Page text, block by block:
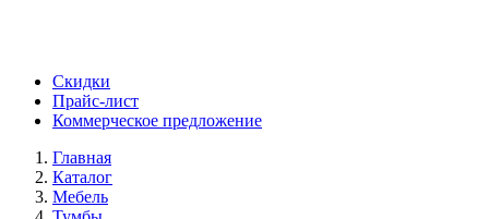
Скидки
Прайс-лист
Коммерческое предложение
Главная
Каталог
Мебель